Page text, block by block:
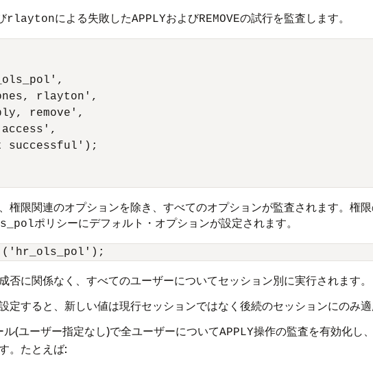
rlaytonによる失敗したAPPLYおよびREMOVEの試行を監査します。
rlayton',
remove',
successful');
権限関連のオプションを除き、すべてのオプションが監査されます。権
ポリシーにデフォルト・オプションが設定されます。
否に関係なく、すべてのユーザーについてセッション別に実行されます。
定すると、新しい値は現行セッションではなく後続のセッションにのみ適
ル(ユーザー指定なし)で全ユーザーについてAPPLY操作の監査を有効化し
。たとえば: